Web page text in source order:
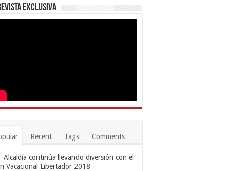
Exclusiva
Recent Tags Comments
Alcaldía continúa llevando diversión con el
Vacacional Libertador 2018